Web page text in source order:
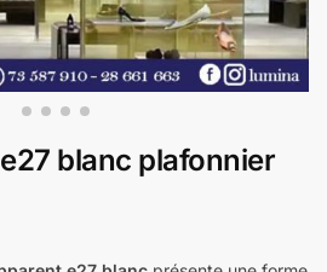
blanc plafonnier